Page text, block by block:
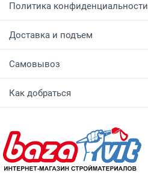
Политика конфиденциальности
Доставка и подъем
Самовывоз
Как добраться